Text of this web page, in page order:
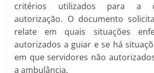
critérios utilizados para a
autorização. O documento
relate em quais situações
autorizados a guiar e se há
em que servidores não
a ambulância.